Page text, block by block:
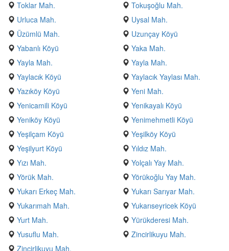
Toklar Mah.
Tokuşoğlu Mah.
Urluca Mah.
Uysal Mah.
Üzümlü Mah.
Uzunçay Köyü
Yabanlı Köyü
Yaka Mah.
Yayla Mah.
Yayla Mah.
Yaylacık Köyü
Yaylacık Yaylası Mah.
Yazıköy Köyü
Yeni Mah.
Yenicamili Köyü
Yenikayalı Köyü
Yeniköy Köyü
Yenimehmetli Köyü
Yeşilçam Köyü
Yeşilköy Köyü
Yeşilyurt Köyü
Yıldız Mah.
Yızı Mah.
Yolçalı Yay Mah.
Yörük Mah.
Yörükoğlu Yay Mah.
Yukarı Erkeç Mah.
Yukarı Sarıyar Mah.
Yukarımah Mah.
Yukarıseyricek Köyü
Yurt Mah.
Yürükderesi Mah.
Yusuflu Mah.
Zincirlikuyu Mah.
Zincirlikuyu Mah.